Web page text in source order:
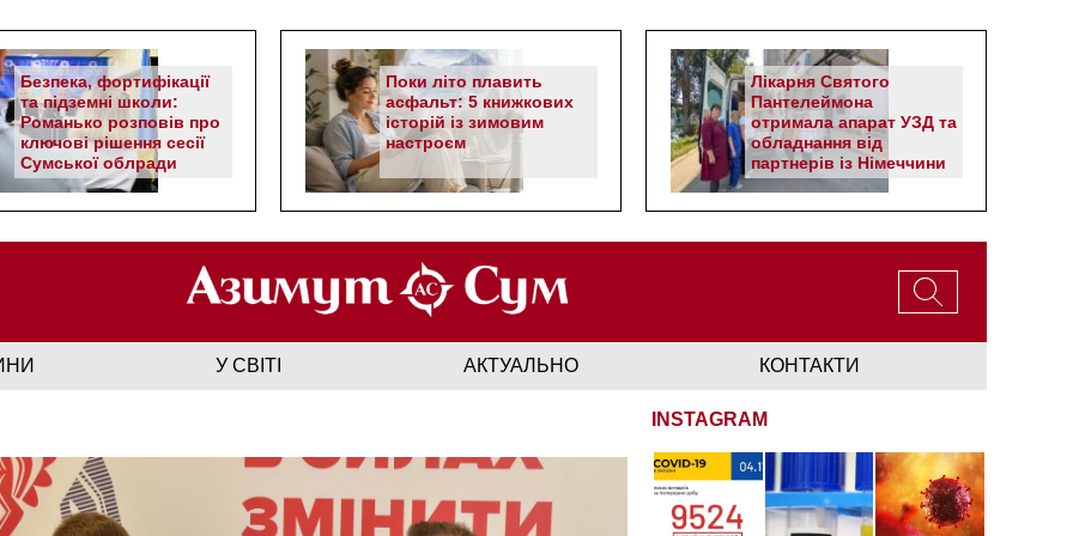
Безпека, фортифікації
та підземні школи:
Романько розповів про
ключові рішення сесії
Сумської облради
Поки літо плавить
асфальт: 5 книжкових
історій із зимовим
настроєм
Лікарня Святого
Пантелеймона
отримала апарат УЗД та
обладнання від
партнерів із Німеччини
У СВІТІ АКТУАЛЬНО КОНТАКТИ
INSTAGRAM